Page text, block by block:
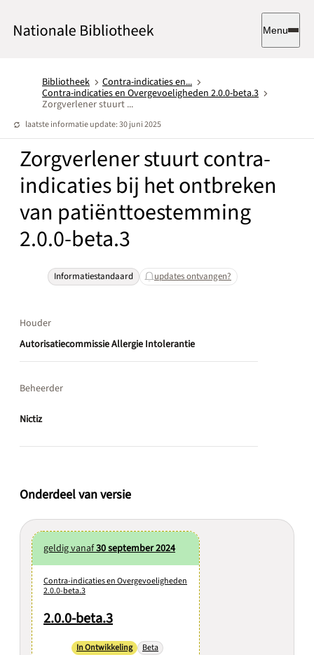
Menu
Bibliotheek
Contra-indicaties en...
Contra-indicaties en Overgevoeligheden 2.0.0-beta.3
Zorgverlener stuurt ...
laatste informatie update: 30 juni 2025
Zorgverlener stuurt contra-
indicaties bij het ontbreken
van patiënttoestemming
2.0.0-beta.3
Informatiestandaard updates ontvangen?
Houder
Autorisatiecommissie Allergie Intolerantie
Beheerder
Nictiz
Onderdeel van versie
geldig vanaf30 september 2024
Contra-indicaties en Overgevoeligheden
2.0.0-beta.3
2.0.0-beta.3
In Ontwikkeling Beta